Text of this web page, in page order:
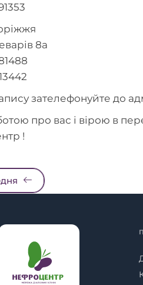
8а
зателефонуйте до
про вас і вірою в
!